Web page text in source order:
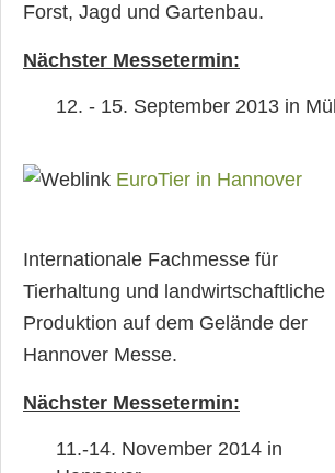
Forst, Jagd und Gartenbau.
Nächster Messetermin:
12. - 15. September 2013 in
EuroTier in Hannover
Internationale Fachmesse für
Tierhaltung und landwirtschaftliche
Produktion auf dem Gelände der
Hannover Messe.
Nächster Messetermin:
11.-14. November 2014 in